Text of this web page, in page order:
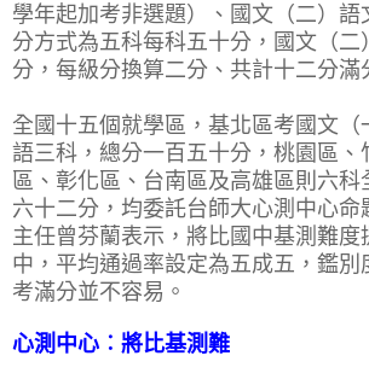
學年起加考非選題）、國文（二）語
分方式為五科每科五十分，國文（二
分，每級分換算二分、共計十二分滿
全國十五個就學區，基北區考國文（
語三科，總分一百五十分，桃園區、
區、彰化區、台南區及高雄區則六科
六十二分，均委託台師大心測中心命
主任曾芬蘭表示，將比國中基測難度
中，平均通過率設定為五成五，鑑別
考滿分並不容易。
心測中心︰將比基測難